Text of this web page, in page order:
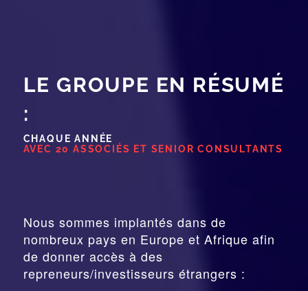
LE GROUPE EN RÉSUMÉ
:
CHAQUE ANNÉE
AVEC 20 ASSOCIÉS ET SENIOR CONSULTANTS
Nous sommes implantés dans de
nombreux pays en Europe et Afrique afin
de donner accès à des
repreneurs/investisseurs étrangers :